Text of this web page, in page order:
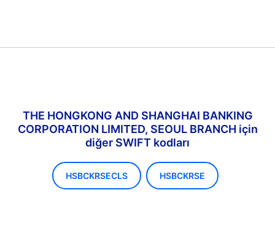
THE HONGKONG AND SHANGHAI BANKING
CORPORATION LIMITED, SEOUL BRANCH için
diğer SWIFT kodları
HSBCKRSECLS HSBCKRSE